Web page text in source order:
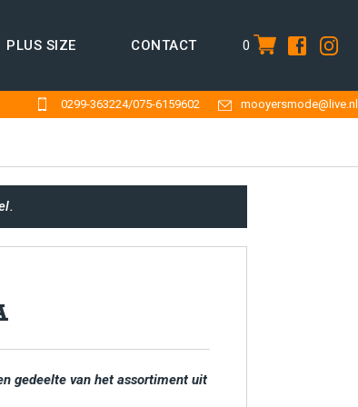
0 item
PLUS SIZE CONTACT
0299-363224/075-6159602 mooyersmode@live.nl
gedeelte van het assortiment uit